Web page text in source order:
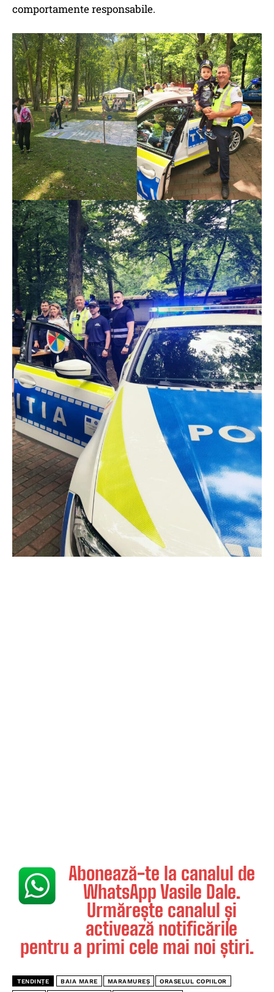
comportamente responsabile.
Abonează-te la canalul de
WhatsApp Vasile Dale.
Urmărește canalul și
activează notificările
pentru a primi cele mai noi știri.
TENDINȚE BAIA MARE MARAMUREȘ ORASELUL COPIILOR